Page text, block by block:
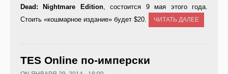
Dead:
Nightmare Edition, состоится 9 мая этого года.
Стоить «кошмарное издание» будет $20.
ЧИТАТЬ ДАЛЕЕ
TES Online по-имперски